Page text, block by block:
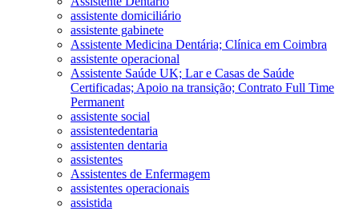
assistente domiciliário
assistente gabinete
Assistente Medicina Dentária; Clínica em Coimbra
assistente operacional
Assistente Saúde UK; Lar e Casas de Saúde
Certificadas; Apoio na transição; Contrato Full Time
Permanent
assistente social
assistentedentaria
assistenten dentaria
assistentes
Assistentes de Enfermagem
assistentes operacionais
assistida